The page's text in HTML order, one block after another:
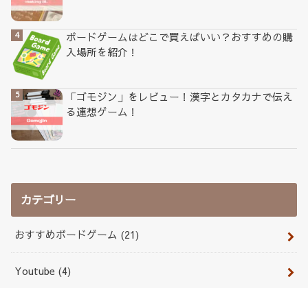
ボードゲームはどこで買えばいい？おすすめの購
入場所を紹介！
「ゴモジン」をレビュー！漢字とカタカナで伝え
る連想ゲーム！
カテゴリー
おすすめボードゲーム (21)
Youtube (4)